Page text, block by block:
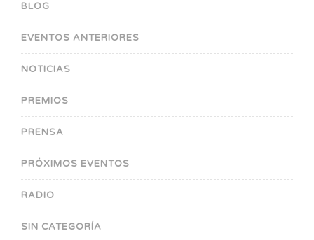
BLOG
EVENTOS ANTERIORES
NOTICIAS
PREMIOS
PRENSA
PRÓXIMOS EVENTOS
RADIO
SIN CATEGORÍA